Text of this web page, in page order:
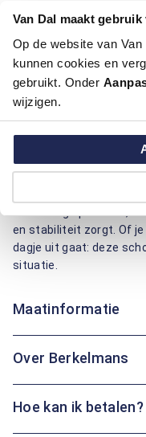
Van Dal maakt
Op de website van
kunnen cookies en
gebruikt. Onder
wijzigen.
Productinformatie
Artikelnummer
Kleur:
Beige
Materiaal:
leder, biedt deze
vermogen, ideaal voor
en stabiliteit zorgt. Of je
dagje uit gaat: deze
situatie.
Maatinformatie
Over Berkelmans
Hoe kan ik betalen?